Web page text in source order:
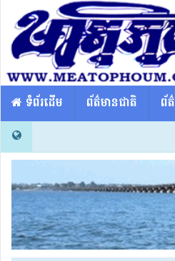
​​ ទំព័រដើម ព័ត៌មានជាតិ ព័